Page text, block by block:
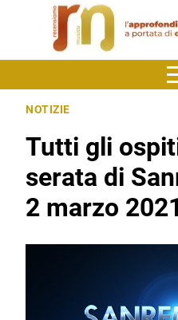
NOTIZIE
Tutti gli
serata di
2 marzo 2021